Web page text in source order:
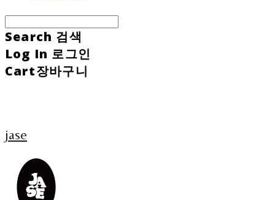
Search 검색
Log In 로그인
Cart장바구니
jase